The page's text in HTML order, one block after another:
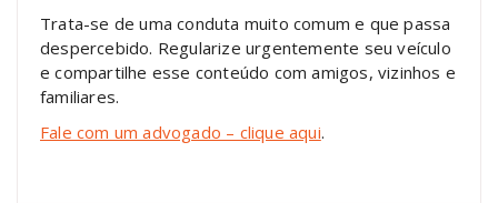
Trata-se de uma conduta muito comum e que passa
despercebido. Regularize urgentemente seu veículo
e compartilhe esse conteúdo com amigos, vizinhos e
familiares.
Fale com um advogado – clique aqui.